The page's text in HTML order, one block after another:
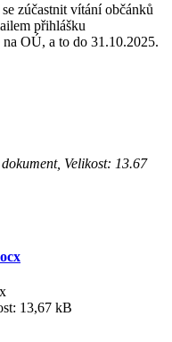
zúčastnit vítání občánků
přihlášku
OÚ, a to do 31.10.2025.
Velikost: 13.67
13,67 kB